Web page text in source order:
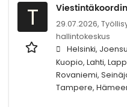
T 29.07.2026,
hallintokeskus
Helsinki,
Kuopio, Lahti,
Rovaniemi,
Tampere,